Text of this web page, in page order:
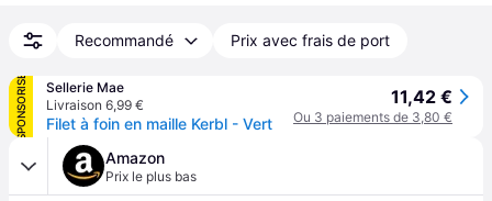
Recommandé Prix avec frais de port
SPONSORISÉ
Sellerie Mae
Livraison 6,99 €
Filet à foin en maille Kerbl - Vert
11,42 €
Ou 3 paiements de 3,80 €
Amazon
Prix le plus bas